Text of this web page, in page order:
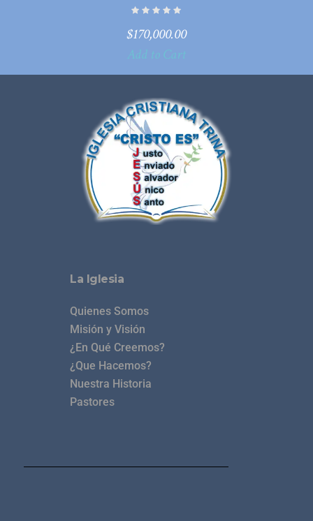
$170,000.00
Add to Cart
La Iglesia
Quienes Somos
Misión y Visión
¿En Qué Creemos?
¿Que Hacemos?
Nuestra Historia
Pastores